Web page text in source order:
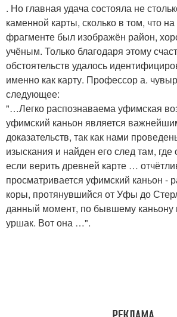
. Но главная удача состояла не
каменной карты, сколько в том, что
фрагменте был изображён район,
учёным. Только благодаря этому
обстоятельств удалось
именно как карту. Профессор а.
следующее:
"…Легко распознаваема уфимская
уфимский каньон является
доказательств, так как нами
изыскания и найден его след там,
если верить древней карте …
просматривается уфимский каньон -
коры, протянувшийся от Уфы до
данный момент, по бывшему каньону
уршак. Вот она …".